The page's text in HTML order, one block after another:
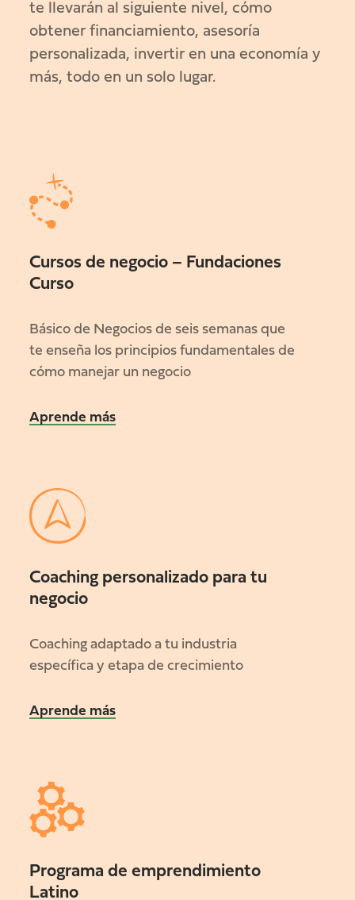
te llevarán al siguiente nivel, cómo
obtener financiamiento, asesoría
personalizada, invertir en una economía y
más, todo en un solo lugar.
Cursos de negocio – Fundaciones
Curso
Básico de Negocios de seis semanas que
te enseña los principios fundamentales de
cómo manejar un negocio
Aprende más
Coaching personalizado para tu
negocio
Coaching adaptado a tu industria
específica y etapa de crecimiento
Aprende más
Programa de emprendimiento
Latino